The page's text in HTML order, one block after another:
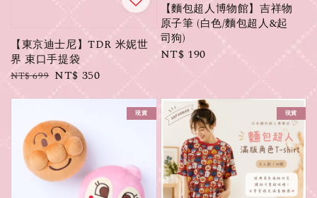
【東京迪士尼】TDR 米妮世
界 束口手提袋
Regular
NT$ 699 Sale
price
NT$ 350
【麵包超人博物館】吉祥物
原子筆 (白色/麵包超人&起
司狗)
Regular
NT$ 190
現貨 現貨